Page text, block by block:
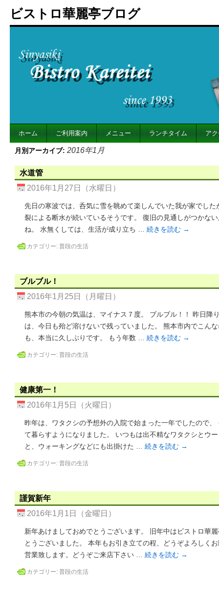
ビストロ華麗亭ブログ
ホーム ご利用案内 メニュー ランチタイム ア
月別アーカイブ: 2016年1月
水道管
2016年1月27日（水曜日）
先日の寒波では、呑気に雪を眺めて楽しんでいた我が家でし
裂による断水が続いているそうです。 復旧の見通しがつかな
ね。 水無くしては、生活が成り立ち … 続きを読む →
カテゴリー: 普段の生活
ブルブル！
2016年1月25日（月曜日）
熊本市の今朝の気温は、マイナス７度。 ブルブル！！ 昨日降
は、今日も殆ど溶けないで残っていました。 熊本市内でこん
も、本当に久しぶりです。 もう年数 … 続きを読む →
カテゴリー: 普段の生活
健康第一！
2016年1月5日（火曜日）
昨年は、ワタクシの予想外の入院で始まった一年でしたので
て暮らすようになりました。 いつもは出不精なワタクシとウ
と、ウォーキングなどにも出掛けた … 続きを読む →
カテゴリー: 普段の生活
謹賀新年
2016年1月1日（金曜日）
新年あけましておめでとうございます。 旧年中はビストロ華
とうございました。 本年もお引き立ての程、どうぞよろしく
営業致します。どうぞご来店下さい … 続きを読む →
カテゴリー: 普段の生活